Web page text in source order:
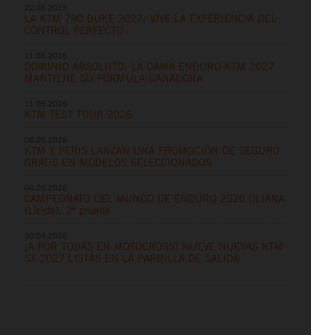
LA KTM 790 DUKE 2027: VIVE LA EXPERIENCIA DEL
CONTROL PERFECTO
DOMINIO ABSOLUTO: LA GAMA ENDURO KTM 2027
MANTIENE SU FÓRMULA GANADORA
KTM TEST TOUR 2026
KTM Y PERIS LANZAN UNA PROMOCIÓN DE SEGURO
GRATIS EN MODELOS SELECCIONADOS
CAMPEONATO DEL MUNDO DE ENDURO 2026 OLIANA
(Lleida), 2ª prueba
¡A POR TODAS EN MOTOCROSS! NUEVE NUEVAS KTM
SX 2027 LISTAS EN LA PARRILLA DE SALIDA